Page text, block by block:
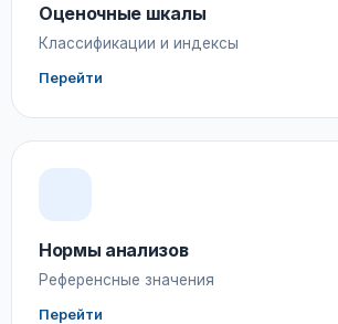
Оценочные шкалы
Классификации и индексы
Перейти
Нормы анализов
Референсные значения
Перейти